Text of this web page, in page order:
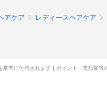
アケア レディースヘアケア
基準に付与されます｜ポイント・支払額